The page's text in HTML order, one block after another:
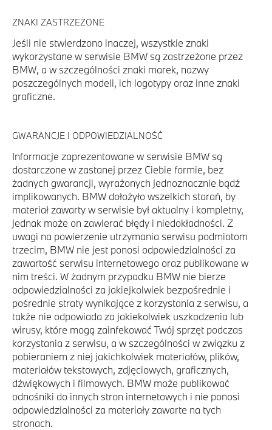
ZNAKI ZASTRZEŻONE
Jeśli nie stwierdzono inaczej, wszystkie znaki
wykorzystane w serwisie BMW są zastrzeżone przez
BMW, a w szczególności znaki marek, nazwy
poszczególnych modeli, ich logotypy oraz inne znaki
graficzne.
GWARANCJE I ODPOWIEDZIALNOŚĆ
Informacje zaprezentowane w serwisie BMW są
dostarczone w zastanej przez Ciebie formie, bez
żadnych gwarancji, wyrażonych jednoznacznie bądź
implikowanych. BMW dołożyło wszelkich starań, by
materiał zawarty w serwisie był aktualny i kompletny,
jednak może on zawierać błędy i niedokładności. Z
uwagi na powierzenie utrzymania serwisu podmiotom
trzecim, BMW nie jest ponosi odpowiedzialności za
zawartość serwisu internetowego oraz publikowane w
nim treści. W żadnym przypadku BMW nie bierze
odpowiedzialności za jakiejkolwiek bezpośrednie i
pośrednie straty wynikające z korzystania z serwisu, a
także nie odpowiada za jakiekolwiek uszkodzenia lub
wirusy, które mogą zainfekować Twój sprzęt podczas
korzystania z serwisu, a w szczególności w związku z
pobieraniem z niej jakichkolwiek materiałów, plików,
materiałów tekstowych, zdjęciowych, graficznych,
dźwiękowych i filmowych. BMW może publikować
odnośniki do innych stron internetowych i nie ponosi
odpowiedzialności za materiały zawarte na tych
stronach.